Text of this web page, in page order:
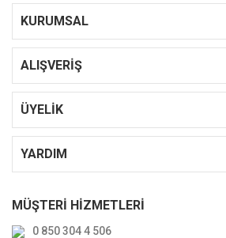
KURUMSAL
ALIŞVERİŞ
ÜYELİK
YARDIM
MÜŞTERİ HİZMETLERİ
0 850 304 4 506